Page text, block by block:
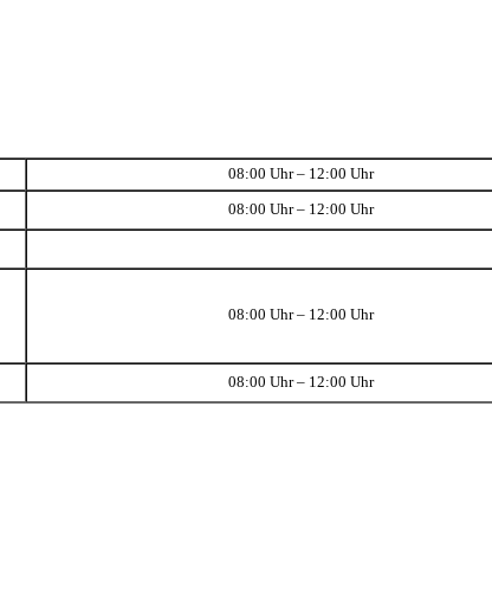
08:00 Uhr – 12:00 Uhr
08:00 Uhr – 12:00 Uhr
08:00 Uhr – 12:00 Uhr
08:00 Uhr – 12:00 Uhr